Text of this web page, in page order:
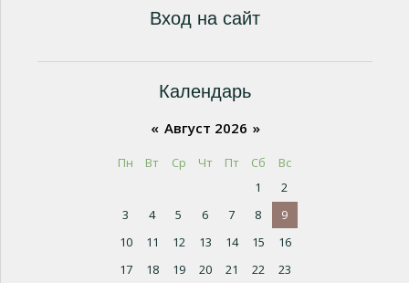
Вход на сайт
Календарь
« Август 2026 »
Пн Вт Ср Чт Пт Сб
Вс
1
2
3
4 5 6 7 8
9
10
11 12 13 14 15
16
17
18 19 20 21 22
23